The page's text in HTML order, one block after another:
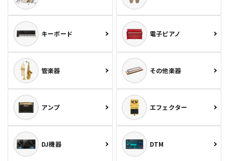
キーボード 電子ピアノ
管楽器 その他楽器
アンプ エフェクター
DJ機器 DTM